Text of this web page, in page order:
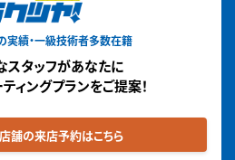
実績・一級技術者多数在籍
スタッフがあなたに
ィングプランをご提案！
舗の来店予約はこちら